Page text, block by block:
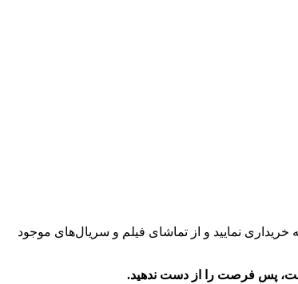
خریداری نمایید و از تماشای فیلم و سریال‌های موجود